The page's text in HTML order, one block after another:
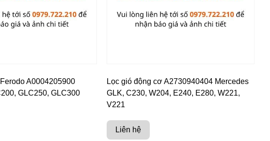
A0004205900
GLC250, GLC300
Lọc gió động cơ A2730940404 Mercedes
GLK, C230, W204, E240, E280, W221,
V221
Liên hệ